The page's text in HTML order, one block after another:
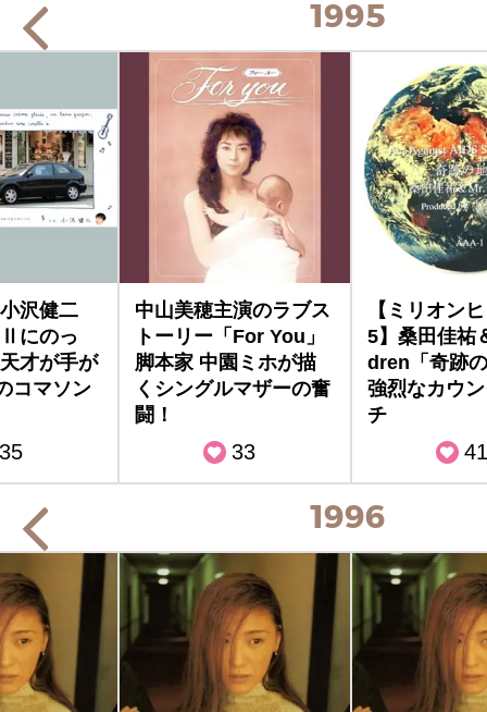
1995
沢健二
にのっ
才が手が
コマソン
35
中山美穂主演のラブス
トーリー「For You」
脚本家 中園ミホが描
くシングルマザーの奮
闘！
33
【ミリオン
5】桑田佳祐
dren「奇跡
強烈なカウ
チ
41
1996